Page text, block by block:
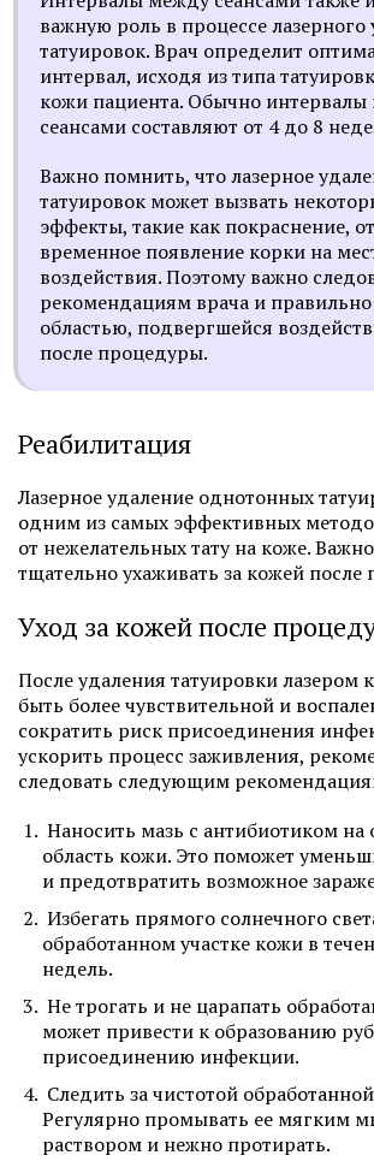
важную роль в процессе лазерного
татуировок. Врач определит
интервал, исходя из типа
кожи пациента. Обычно
сеансами составляют от 4 до 8
Важно помнить, что лазерное
татуировок может вызвать
эффекты, такие как покраснение,
временное появление корки на
воздействия. Поэтому важно
рекомендациям врача и правильно
областью, подвергшейся
после процедуры.
Реабилитация
Лазерное удаление однотонных
одним из самых эффективных
от нежелательных тату на коже.
тщательно ухаживать за кожей после
Уход за кожей после
После удаления татуировки лазером
быть более чувствительной и
сократить риск присоединения
ускорить процесс заживления,
следовать следующим
Наносить мазь с антибиотиком на
область кожи. Это поможет
и предотвратить возможное
Избегать прямого солнечного
обработанном участке кожи в
недель.
Не трогать и не царапать
может привести к образованию
присоединению инфекции.
Следить за чистотой
Регулярно промывать ее мягким
раствором и нежно протирать.